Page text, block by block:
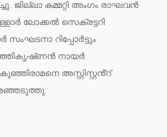
ജില്ലാ കമ്മറ്റി അംഗം രാഘവൻ
ലോക്കൽ സെക്രട്ടറി
സംഘടനാ റിപ്പോർട്ടും
നായർ
അസ്റ്റിസ്റ്റൻ്റ്